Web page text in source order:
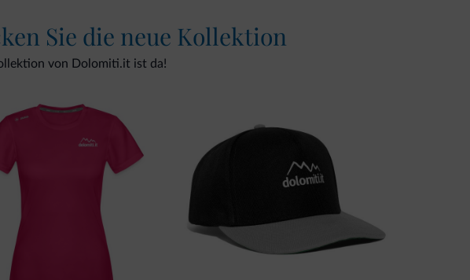
Sie die neue Kollektion
von Dolomiti.it ist da!